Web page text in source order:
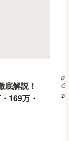
底解説！
169万・